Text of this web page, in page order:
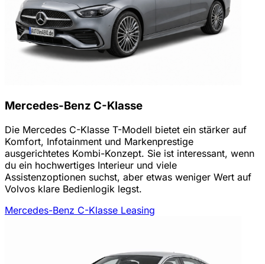
Mercedes-Benz C-Klasse
Die Mercedes C-Klasse T-Modell bietet ein stärker auf
Komfort, Infotainment und Markenprestige
ausgerichtetes Kombi-Konzept. Sie ist interessant, wenn
du ein hochwertiges Interieur und viele
Assistenzoptionen suchst, aber etwas weniger Wert auf
Volvos klare Bedienlogik legst.
Mercedes-Benz C-Klasse Leasing